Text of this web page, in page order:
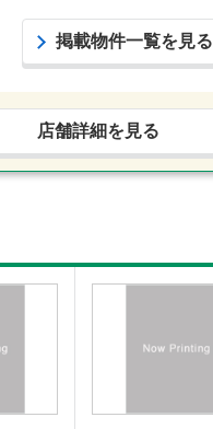
掲載物件一覧を見る
店舗詳細を見る